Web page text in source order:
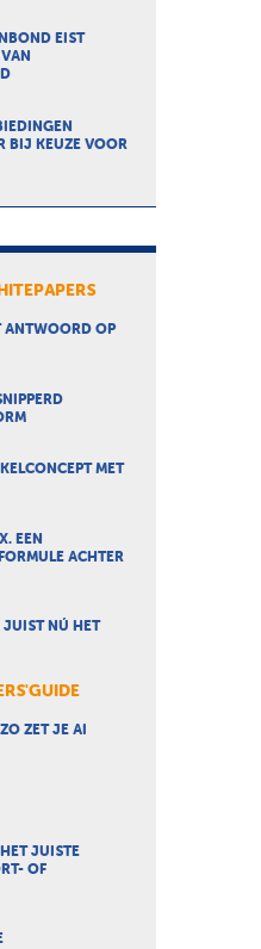
EIST
BIJ KEUZE VOOR
ANTWOORD OP
MET
EEN
ACHTER
JUIST NÚ HET
ZET JE AI
JUISTE
OF